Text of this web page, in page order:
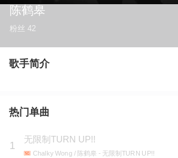
陈鹤皋
粉丝 42
歌手简介
热门单曲
1
无限制TURN UP!!
Chalky Wong / 陈鹤皋 - 无限制TURN UP!!